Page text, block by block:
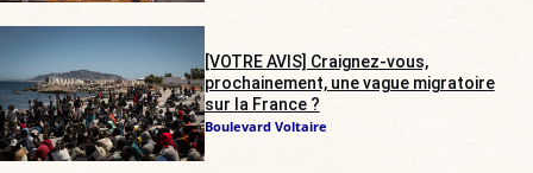
[VOTRE AVIS] Craignez-vous,
prochainement, une vague migratoire
sur la France ?
Boulevard Voltaire